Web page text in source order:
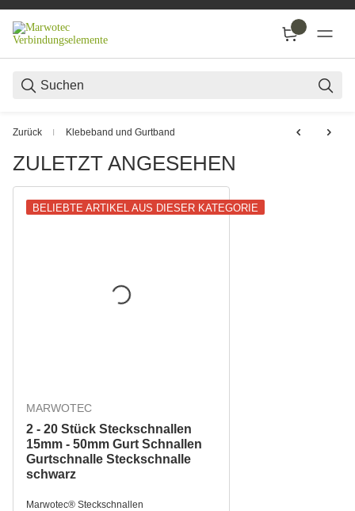
Zurück Klebeband und Gurtband
ZULETZT ANGESEHEN
BELIEBTE ARTIKEL AUS DIESER KATEGORIE
MARWOTEC
2 - 20 Stück Steckschnallen
15mm - 50mm Gurt Schnallen
Gurtschnalle Steckschnalle
schwarz
Marwotec® Steckschnallen